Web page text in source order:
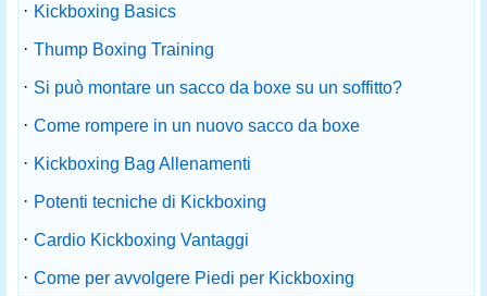
· Kickboxing Basics
· Thump Boxing Training
· Si può montare un sacco da boxe su un soffitto?
· Come rompere in un nuovo sacco da boxe
· Kickboxing Bag Allenamenti
· Potenti tecniche di Kickboxing
· Cardio Kickboxing Vantaggi
· Come per avvolgere Piedi per Kickboxing